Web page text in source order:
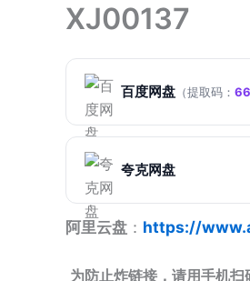
XJ00137
百度网盘 （提取码：
夸克网盘
阿里云盘 ： https://
为防止炸链接，请用手机